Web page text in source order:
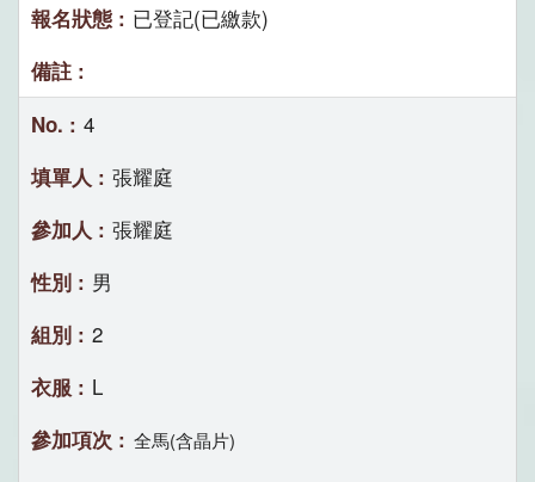
已登記(已繳款)
4
張耀庭
張耀庭
男
2
L
全馬(含晶片)